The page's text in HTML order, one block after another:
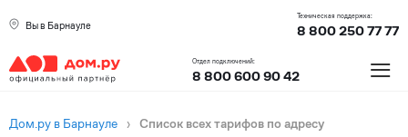
Вы в Барнауле
Техническая поддержка:
8 800 250 77 77
Отдел подключений:
8 800 600 90 42 ≡
Дом.ру в Барнауле › Список всех тарифов по адресу